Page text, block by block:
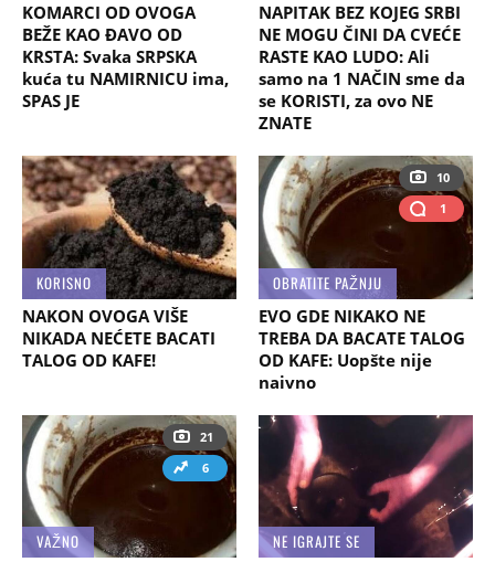
KOMARCI OD OVOGA
BEŽE KAO ĐAVO OD
KRSTA: Svaka SRPSKA
kuća tu NAMIRNICU ima,
SPAS JE
NAPITAK BEZ KOJEG SRBI
NE MOGU ČINI DA CVEĆE
RASTE KAO LUDO: Ali
samo na 1 NAČIN sme da
se KORISTI, za ovo NE
ZNATE
KORISNO
NAKON OVOGA VIŠE
NIKADA NEĆETE BACATI
TALOG OD KAFE!
10
1
OBRATITE PAŽNJU
EVO GDE NIKAKO NE
TREBA DA BACATE TALOG
OD KAFE: Uopšte nije
naivno
21
6
VAŽNO NE IGRAJTE SE